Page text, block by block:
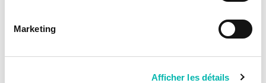
Marketing
Afficher les détails